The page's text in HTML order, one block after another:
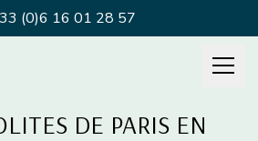
(0)6 16 01 28 57
DE PARIS EN